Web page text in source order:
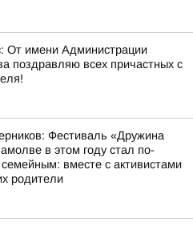
От имени Администрации
поздравляю всех причастных с
Фестиваль «Дружина
в этом году стал по-
вместе с активистами
родители